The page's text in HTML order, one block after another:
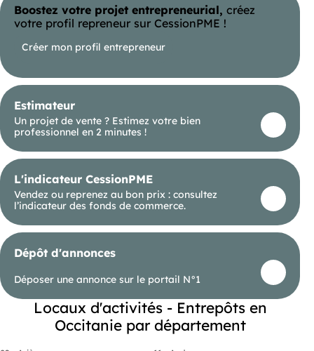
Boostez votre projet entrepreneurial, créez
votre profil repreneur sur CessionPME !
Créer mon profil entrepreneur
Estimateur
Un projet de vente ? Estimez votre bien
professionnel en 2 minutes !
L'indicateur CessionPME
Vendez ou reprenez au bon prix : consultez
l’indicateur des fonds de commerce.
Dépôt d'annonces
Déposer une annonce sur le portail N°1
Locaux d'activités - Entrepôts en
Occitanie par département